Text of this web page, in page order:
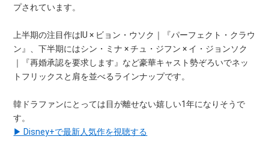
プされています。
上半期の注目作はIU × ビョン・ウソク｜『パーフェクト・クラウ
ン』、下半期にはシン・ミナ × チュ・ジフン × イ・ジョンソク
｜『再婚承認を要求します』など豪華キャスト勢ぞろいでネッ
トフリックスと肩を並べるラインナップです。
韓ドラファンにとっては目が離せない嬉しい1年になりそうで
す。
▶ Disney+で最新人気作を視聴する